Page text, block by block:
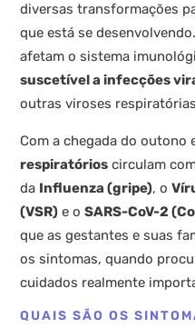
diversas transformações
que está se
afetam o sistema
suscetível a infecções
outras viroses
Com a chegada do outono
respiratórios circulam
da Influenza (gripe), o
(VSR) e oSARS-CoV-2
que as gestantes e suas
os sintomas, quando
cuidados realmente
QUAIS SÃO OS